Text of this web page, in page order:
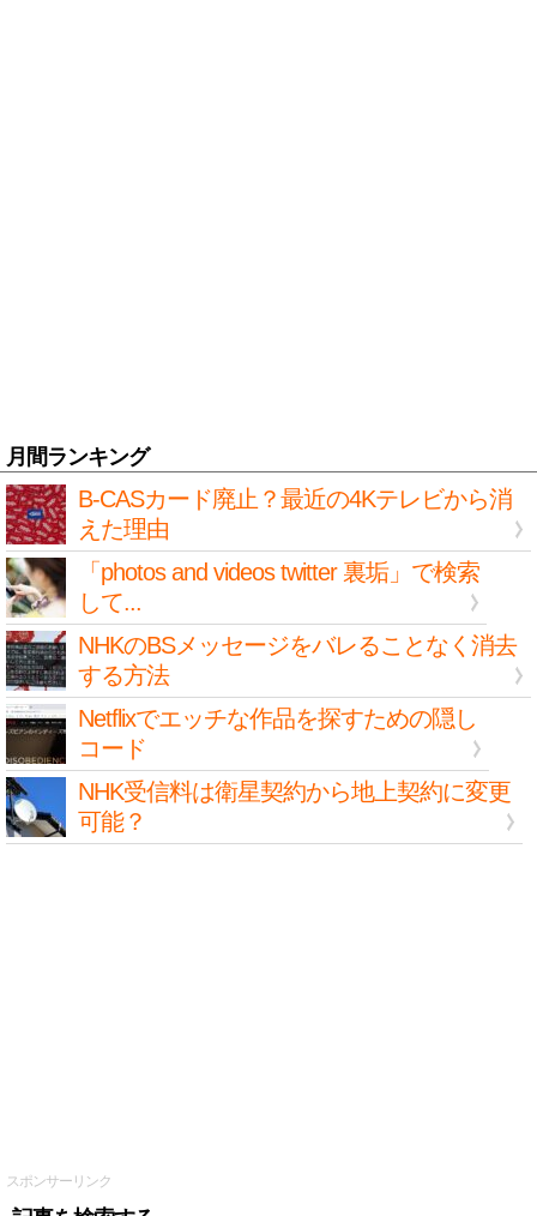
月間ランキング
B-CASカード廃止？最近の4Kテレビから消
えた理由
「photos and videos twitter 裏垢」で検索
して...
NHKのBSメッセージをバレることなく消去
する方法
Netflixでエッチな作品を探すための隠し
コード
NHK受信料は衛星契約から地上契約に変更
可能？
スポンサーリンク